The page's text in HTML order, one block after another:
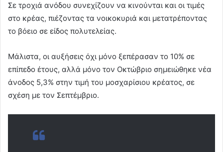
Σε τροχιά ανόδου συνεχίζουν να κινούνται και οι τιμές
στο κρέας, πιέζοντας τα νοικοκυριά και μετατρέποντας
το βόειο σε είδος πολυτελείας.
Μάλιστα, οι αυξήσεις όχι μόνο ξεπέρασαν το 10% σε
επίπεδο έτους, αλλά μόνο τον Οκτώβριο σημειώθηκε νέα
άνοδος 5,3% στην τιμή του μοσχαρίσιου κρέατος, σε
σχέση με τον Σεπτέμβριο.